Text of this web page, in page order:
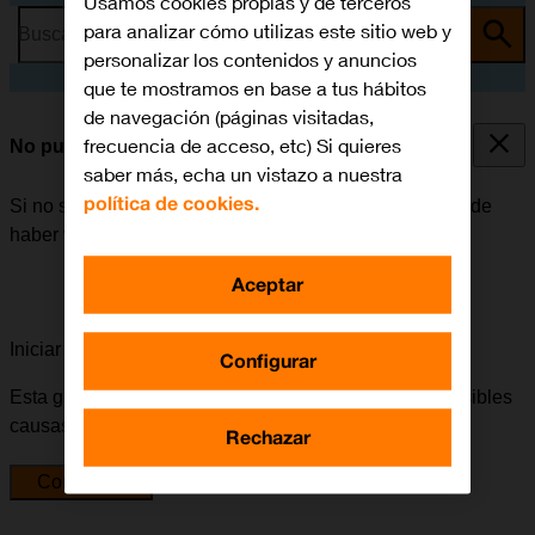
Busca por problema o tema
No puedo enviar ni recibir correo electrónico
Si no se puede enviar ni recibir correo electrónico, puede
haber varias causas posibles al problema.
Iniciar la guía para solucionar tu problema
Esta guía te va a conducir a través de una serie de posibles
causas y soluciones al problema.
Comenzar
para analizar cómo utilizas este sitio web y
personalizar los contenidos y anuncios
que te mostramos en base a tus hábitos
de navegación (páginas visitadas,
frecuencia de acceso, etc) Si quieres
saber más, echa un vistazo a nuestra
política de cookies.
Configurar
Rechazar
Aceptar